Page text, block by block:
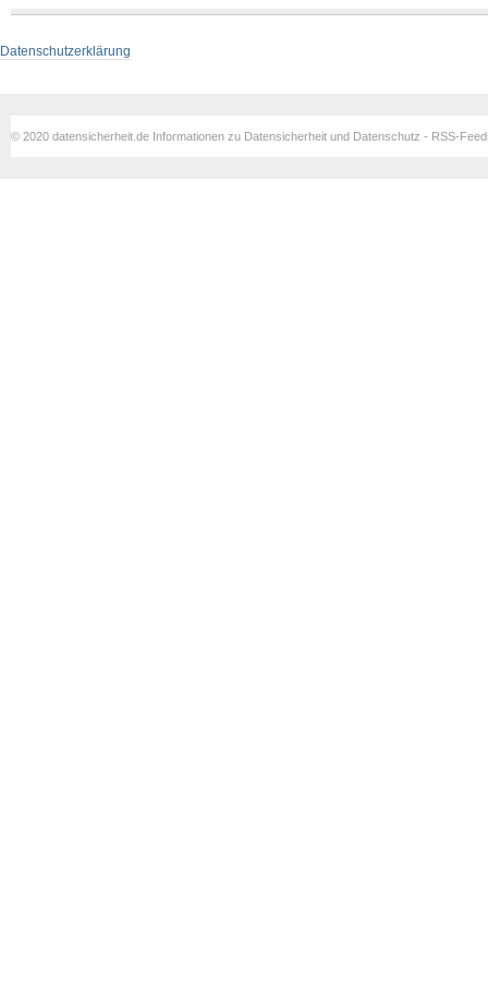
Datenschutzerklärung
© 2020 datensicherheit.de Informationen zu Datensicherheit und Datenschutz - RSS-